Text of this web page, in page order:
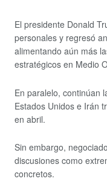
El presidente Donald
personales y regresó
alimentando aún más
estratégicos en Medio
En paralelo, continúan
Estados Unidos e Irán
en abril.
Sin embargo,
discusiones como
concretos.